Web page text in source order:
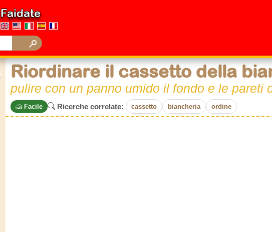
Riordinare il cassetto della
pulire con un panno umido il fondo e le pareti
Facile Ricerche correlate: cassetto biancheria ordine